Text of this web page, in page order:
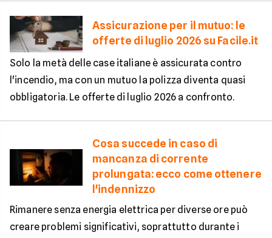
Assicurazione per il mutuo: le
offerte di luglio 2026 su Facile.it
Solo la metà delle case italiane è assicurata contro
l'incendio, ma con un mutuo la polizza diventa quasi
obbligatoria. Le offerte di luglio 2026 a confronto.
Cosa succede in caso di
mancanza di corrente
prolungata: ecco come ottenere
l'indennizzo
Rimanere senza energia elettrica per diverse ore può
creare problemi significativi, soprattutto durante i